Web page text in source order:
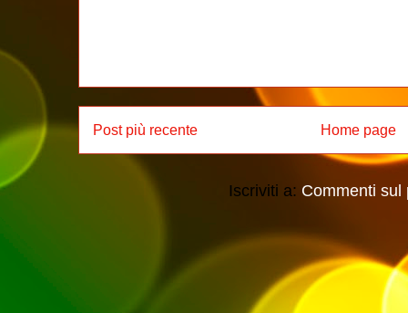
Post più recente Home page
Iscriviti a: Commenti sul